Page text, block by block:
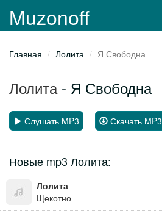
Muzonoff
Главная Лолита Я Свободна
Лолита- Я Свободна
Слушать MP3 Скачать MP3
Новые mp3 Лолита:
Лолита
Щекотно